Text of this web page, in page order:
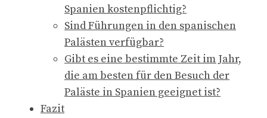
Spanien kostenpflichtig?
Sind Führungen in den spanischen
Palästen verfügbar?
Gibt es eine bestimmte Zeit im Jahr,
die am besten für den Besuch der
Paläste in Spanien geeignet ist?
Fazit